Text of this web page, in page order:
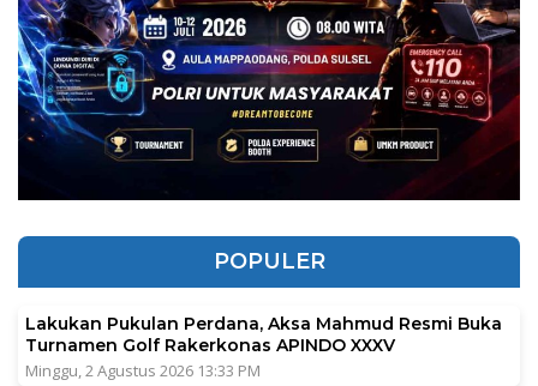
POPULER
Lakukan Pukulan Perdana, Aksa Mahmud Resmi Buka
Turnamen Golf Rakerkonas APINDO XXXV
Minggu, 2 Agustus 2026 13:33 PM